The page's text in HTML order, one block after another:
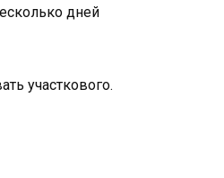
дней
участкового.